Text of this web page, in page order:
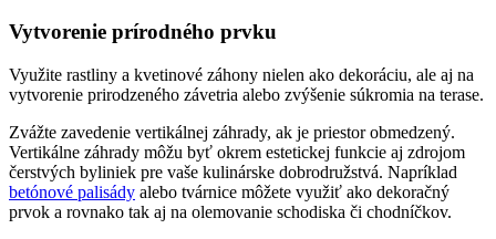
Vytvorenie prírodného prvku
Využite rastliny a kvetinové záhony nielen ako dekoráciu, ale aj na
vytvorenie prirodzeného závetria alebo zvýšenie súkromia na terase.
Zvážte zavedenie vertikálnej záhrady, ak je priestor obmedzený.
Vertikálne záhrady môžu byť okrem estetickej funkcie aj zdrojom
čerstvých byliniek pre vaše kulinárske dobrodružstvá. Napríklad
betónové palisády alebo tvárnice môžete využiť ako dekoračný
prvok a rovnako tak aj na olemovanie schodiska či chodníčkov.